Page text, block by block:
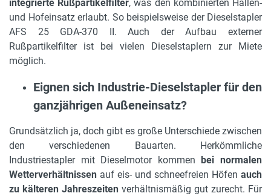
integrierte Rußpartikelfilter, was den kombinierten Hallen-
und Hofeinsatz erlaubt. So beispielsweise der Dieselstapler
AFS 25 GDA-370 II. Auch der Aufbau externer
Rußpartikelfilter ist bei vielen Dieselstaplern zur Miete
möglich.
Eignen sich Industrie-Dieselstapler für den
ganzjährigen Außeneinsatz?
Grundsätzlich ja, doch gibt es große Unterschiede zwischen
den verschiedenen Bauarten. Herkömmliche
Industriestapler mit Dieselmotor kommenbei normalen
Wetterverhältnissen auf eis- und schneefreien Höfen auch
zu kälteren Jahreszeiten verhältnismäßig gut zurecht. Für